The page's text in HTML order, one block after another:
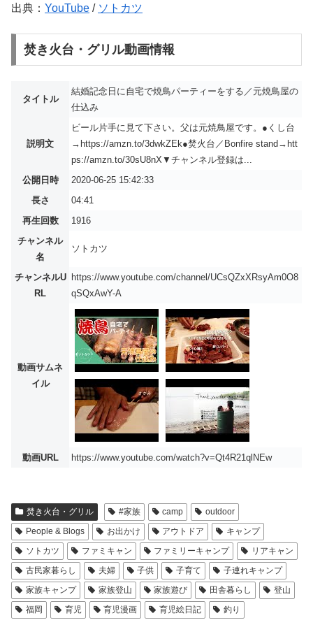
出典： YouTube / ソトカツ
焚き火台・グリル動画情報
タイトル
結婚記念日に自宅で焼鳥パーティーをする／元焼鳥屋の
仕込み
説明文
ビール片手に見て下さい。父は元焼鳥屋です。●くし台
→https://amzn.to/3dwkZEk●焚火台／Bonfire stand→htt
ps://amzn.to/30sU8nX▼チャンネル登録は...
公開日時
2020-06-25 15:42:33
長さ
04:41
再生回数
1916
チャンネル
名
ソトカツ
チャンネルU
RL
https://www.youtube.com/channel/UCsQZxXRsyAm0O8
qSQxAwY-A
動画サムネ
イル
動画URL https://www.youtube.com/watch?v=Qt4R21qlNEw
焚き火台・グリル #家族 camp
outdoor
People & Blogs
お出かけ アウトドア
キャンプ
ソトカツ
ファミキャン ファミリーキャンプ
リアキャン
古民家暮らし
夫婦 子供 子育て
子連れキャンプ
家族キャンプ
家族登山 家族遊び 田舎暮らし
登山
福岡
育児 育児漫画 育児絵日記 釣り